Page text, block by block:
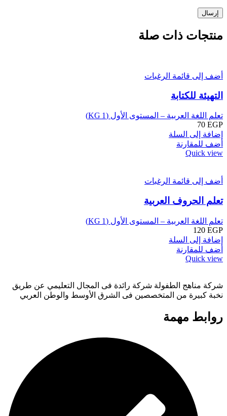
منتجات ذات صلة
أضف إلى قائمة الرغبات
التهيئة للكتابة
تعلم اللغة العربية – المستوى الأول (KG 1)
70 EGP
إضافة إلى السلة
أضف للمقارنة
Quick view
أضف إلى قائمة الرغبات
تعلم الحروف العربية
تعلم اللغة العربية – المستوى الأول (KG 1)
120 EGP
إضافة إلى السلة
أضف للمقارنة
Quick view
شركة مناهج الطفولة شركة رائدة فى المجال التعليمي عن طريق
نخبة كبيرة من المتخصصين فى الشرق الأوسط والوطن العربي
روابط مهمة